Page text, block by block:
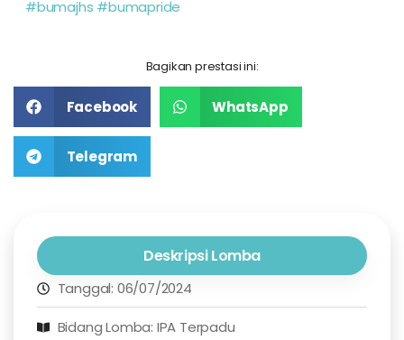
Deskripsi Lomba
Tanggal: 06/07/2024
Bidang Lomba: IPA Terpadu
#bumajhs #bumapride
Bagikan prestasi ini:
Facebook WhatsApp
Telegram